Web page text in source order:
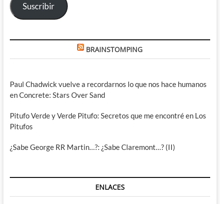
Suscribir
BRAINSTOMPING
Paul Chadwick vuelve a recordarnos lo que nos hace humanos
en Concrete: Stars Over Sand
Pitufo Verde y Verde Pitufo: Secretos que me encontré en Los
Pitufos
¿Sabe George RR Martin…?: ¿Sabe Claremont…? (II)
ENLACES